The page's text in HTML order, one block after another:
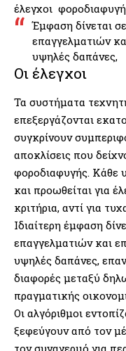
έλεγχοι
Έμφαση δίνεται
επαγγελματιών
υψηλές δαπάνες,
Οι έλεγχοι
Τα συστήματα
επεξεργάζονται
συγκρίνουν
αποκλίσεις που
φοροδιαφυγής. Κάθε
και προωθείται για
κριτήρια, αντί για
Ιδιαίτερη έμφαση
επαγγελματιών και
υψηλές δαπάνες,
διαφορές μεταξύ
πραγματικής
Οι αλγόριθμοι
ξεφεύγουν από τον